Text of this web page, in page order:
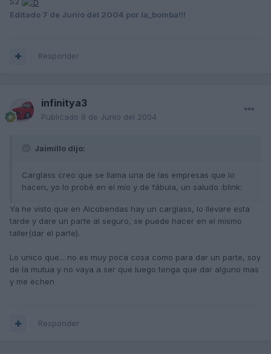
Editado 7 de Junio del 2004 por la_bomba!!!
Responder
infinitya3
Publicado 8 de Junio del 2004
Jaimillo dijo:
Carglass creo que se llama una de las empresas que lo
hacen, yo lo probé en el mío y de fábula, un saludo :blink:
Ya he visto que en Alcobendas hay un carglass, lo llevare esta
tarde y dare un parte al seguro, se puede hacer en el mismo
taller(dar el parte).
Lo unico que... no es muy poca cosa como para dar un parte, soy
de la mutua y no vaya a ser que luego tenga que dar alguno mas
y me echen
Responder